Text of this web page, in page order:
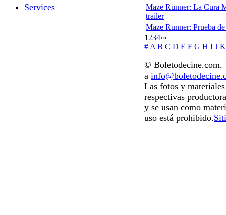
Services
Maze Runner: La Cura
trailer
Maze Runner: Prueba
1234›»
# A B C D E F G H I J K
© Boletodecine.com.
a
Las fotos y
respectivas
y se usan como
uso está prohibido.